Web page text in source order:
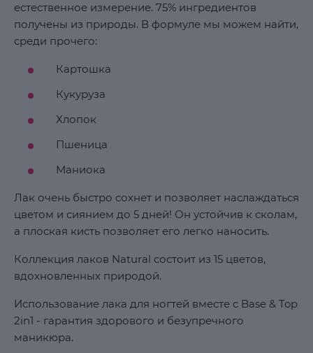
естественное измерение. 75% ингредиентов
получены из природы. В формуле мы можем найти,
среди прочего:
Картошка
Кукуруза
Хлопок
Пшеница
Маниока
Лак очень быстро сохнет и позволяет наслаждаться
цветом и сиянием до 5 дней! Он устойчив к сколам,
а плоская кисть позволяет его легко наносить.
Коллекция лаков Natural состоит из 15 цветов,
вдохновленных природой.
Использование лака для ногтей вместе с Base & Top
2in1 - гарантия здорового и безупречного
маникюра.